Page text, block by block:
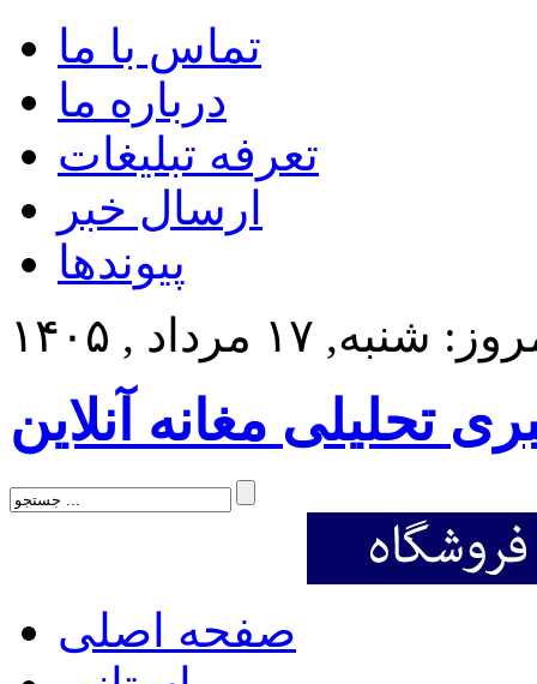
تماس با ما
درباره ما
تعرفه تبلیغات
ارسال خبر
پیوندها
شنبه, ۱۷ مرداد , ۱۴۰۵
تحلیلی مغانه آنلاین
صفحه اصلی